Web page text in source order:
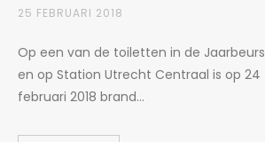
25 FEBRUARI 2018
Op een van de toiletten in de Jaarbeurs
en op Station Utrecht Centraal is op 24
februari 2018 brand...